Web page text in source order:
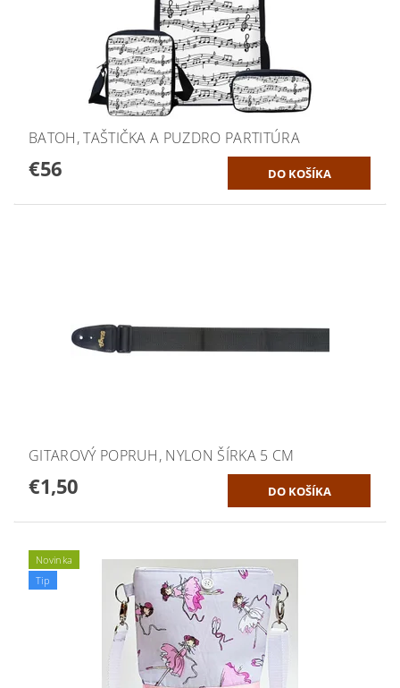
BATOH, TAŠTIČKA A PUZDRO PARTITÚRA
€56
GITAROVÝ POPRUH, NYLON ŠÍRKA 5 CM
€1,50
Novinka
Tip